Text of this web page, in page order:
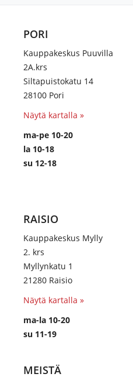
PORI
Kauppakeskus Puuvilla
2A.krs
Siltapuistokatu 14
28100 Pori
Näytä kartalla »
ma-pe 10-20
la 10-18
su 12-18
RAISIO
Kauppakeskus Mylly
2. krs
Myllynkatu 1
21280 Raisio
Näytä kartalla »
ma-la 10-20
su 11-19
MEISTÄ